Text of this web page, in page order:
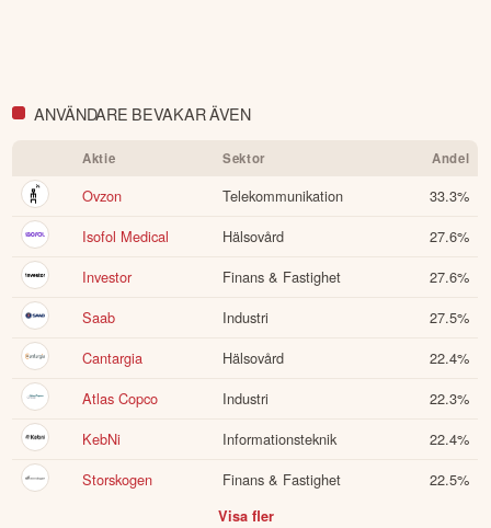
andra förbättringsförslag i materialet är du välkommen att
Öppna rapport (PDF)
ANVÄNDARE BEVAKAR ÄVEN
Aktie Sektor Andel
Ovzon Telekommunikation 33.3%
Isofol Medical
Hälsovård 27.6%
Investor
Finans & Fastighet 27.6%
Saab
Industri 27.5%
Cantargia
Hälsovård 22.4%
Atlas Copco
Industri 22.3%
KebNi
Informationsteknik 22.4%
Storskogen
Finans & Fastighet 22.5%
Visa fler